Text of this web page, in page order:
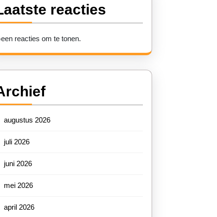
reacties
reacties om te tonen.
augustus 2026
juli 2026
juni 2026
mei 2026
april 2026